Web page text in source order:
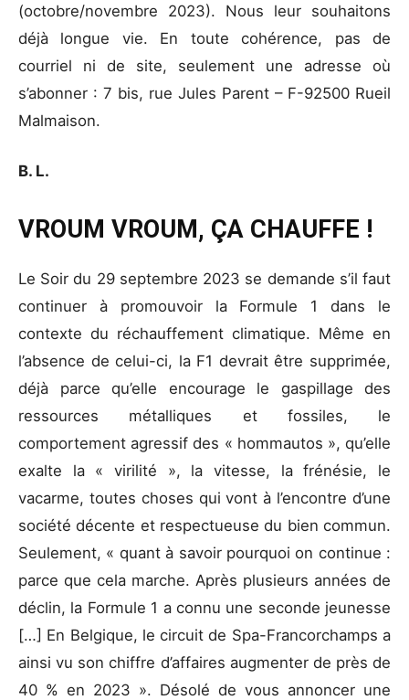
(octobre/novembre 2023). Nous leur souhaitons
déjà longue vie. En toute cohérence, pas de
courriel ni de site, seulement une adresse où
s’abonner : 7 bis, rue Jules Parent – F-92500 Rueil
Malmaison.
B. L.
VROUM VROUM, ÇA CHAUFFE !
Le Soir du 29 septembre 2023 se demande s’il faut
continuer à promouvoir la Formule 1 dans le
contexte du réchauffement climatique. Même en
l’absence de celui-ci, la F1 devrait être supprimée,
déjà parce qu’elle encourage le gaspillage des
ressources métalliques et fossiles, le
comportement agressif des « hommautos », qu’elle
exalte la « virilité », la vitesse, la frénésie, le
vacarme, toutes choses qui vont à l’encontre d’une
société décente et respectueuse du bien commun.
Seulement, « quant à savoir pourquoi on continue :
parce que cela marche. Après plusieurs années de
déclin, la Formule 1 a connu une seconde jeunesse
[…] En Belgique, le circuit de Spa-Francorchamps a
ainsi vu son chiffre d’affaires augmenter de près de
40 % en 2023 ». Désolé de vous annoncer une